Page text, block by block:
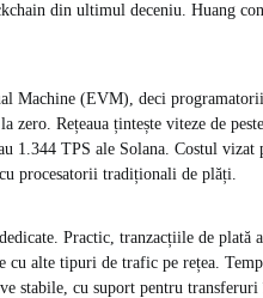
din ultimul deceniu. Huang
Machine (EVM), deci
zero. Rețeaua țintește viteze de
1.344 TPS ale Solana. Costul vizat
procesatorii tradiționali de plăți.
Practic, tranzacțiile de plată
cu alte tipuri de trafic pe rețea.
stabile, cu suport pentru